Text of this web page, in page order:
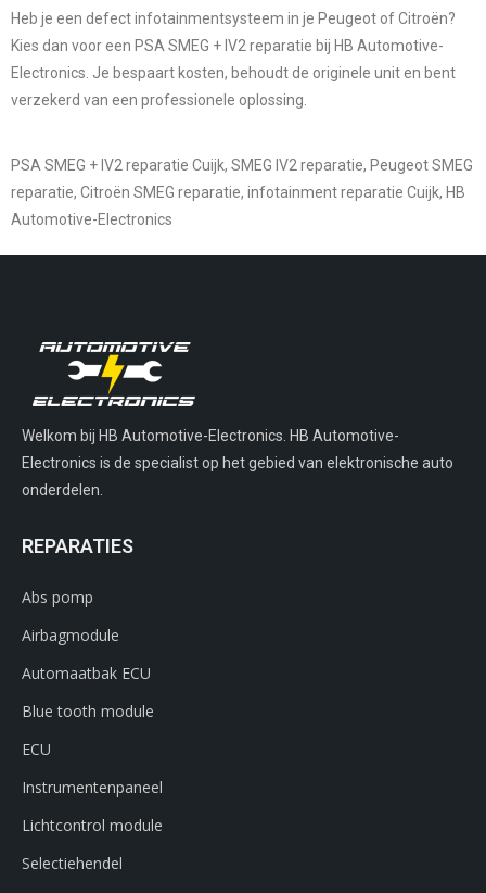
Heb je een defect infotainmentsysteem in je Peugeot of Citroën?
Kies dan voor een PSA SMEG + IV2 reparatie bij HB Automotive-
Electronics . Je bespaart kosten, behoudt de originele unit en bent
verzekerd van een professionele oplossing.
PSA SMEG + IV2 reparatie Cuijk, SMEG IV2 reparatie, Peugeot SMEG
reparatie, Citroën SMEG reparatie, infotainment reparatie Cuijk, HB
Automotive-Electronics
Welkom bij HB Automotive-Electronics. HB Automotive-
Electronics is de specialist op het gebied van elektronische auto
onderdelen.
REPARATIES
Abs pomp
Airbagmodule
Automaatbak ECU
Blue tooth module
ECU
Instrumentenpaneel
Lichtcontrol module
Selectiehendel